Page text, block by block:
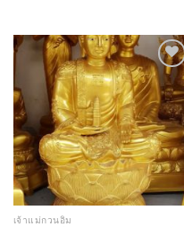
Add to
Wishlist
เจ้าแม่กวนอิม